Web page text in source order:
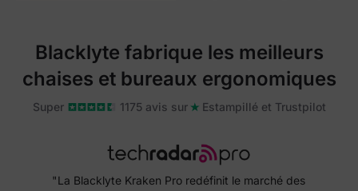
Blacklyte fabrique les meilleurs
chaises et bureaux ergonomiques
Super 1175 avis sur Estampillé et Trustpilot
"La Blacklyte Kraken Pro redéfinit le marché des